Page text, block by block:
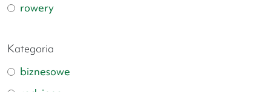
rowery
Kategoria
biznesowe